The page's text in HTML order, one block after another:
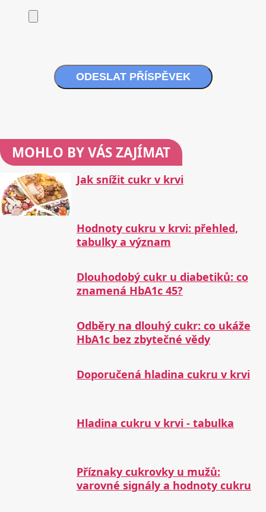
ODESLAT PŘÍSPĚVEK
MOHLO BY VÁS ZAJÍMAT
Jak snížit cukr v krvi
Hodnoty cukru v krvi: přehled,
tabulky a význam
Dlouhodobý cukr u diabetiků: co
znamená HbA1c 45?
Odběry na dlouhý cukr: co ukáže
HbA1c bez zbytečné vědy
Doporučená hladina cukru v krvi
Hladina cukru v krvi - tabulka
Příznaky cukrovky u mužů:
varovné signály a hodnoty cukru